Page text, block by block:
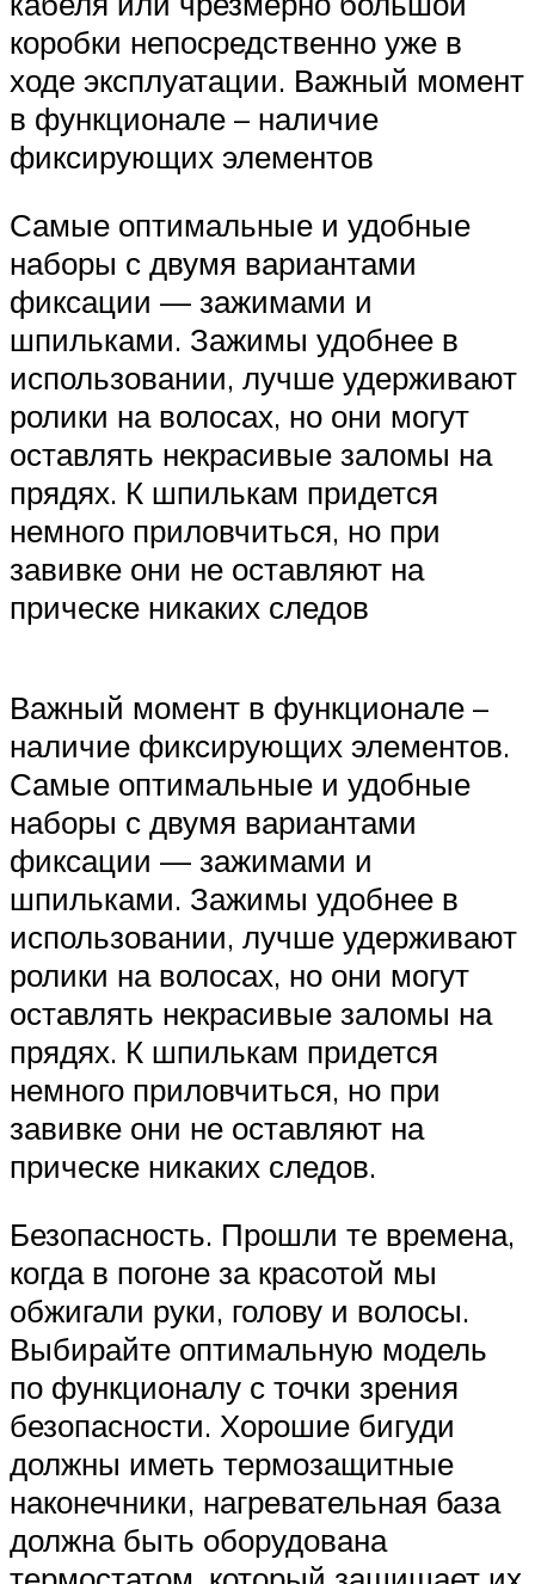
коробки непосредственно уже в
ходе эксплуатации. Важный момент
в функционале – наличие
фиксирующих элементов
Самые оптимальные и удобные
наборы с двумя вариантами
фиксации — зажимами и
шпильками. Зажимы удобнее в
использовании, лучше удерживают
ролики на волосах, но они могут
оставлять некрасивые заломы на
прядях. К шпилькам придется
немного приловчиться, но при
завивке они не оставляют на
прическе никаких следов
Важный момент в функционале –
наличие фиксирующих элементов.
Самые оптимальные и удобные
наборы с двумя вариантами
фиксации — зажимами и
шпильками. Зажимы удобнее в
использовании, лучше удерживают
ролики на волосах, но они могут
оставлять некрасивые заломы на
прядях. К шпилькам придется
немного приловчиться, но при
завивке они не оставляют на
прическе никаких следов.
Безопасность. Прошли те времена,
когда в погоне за красотой мы
обжигали руки, голову и волосы.
Выбирайте оптимальную модель
по функционалу с точки зрения
безопасности. Хорошие бигуди
должны иметь термозащитные
наконечники, нагревательная база
должна быть оборудована